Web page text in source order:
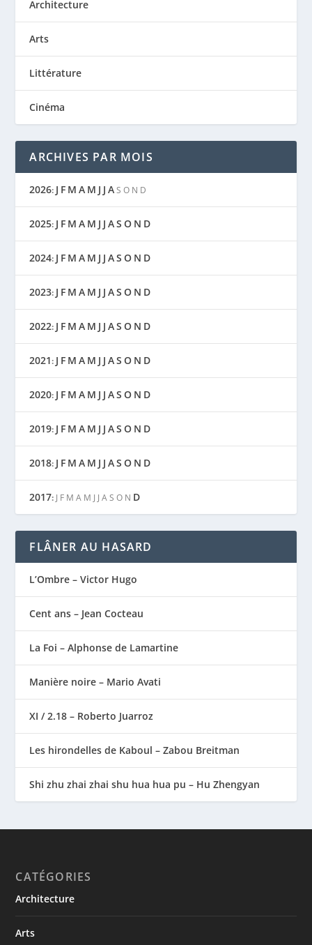
Architecture
Arts
Littérature
Cinéma
ARCHIVES PAR MOIS
2026: J F M A M J J A S O N D
2025: J F M A M J J AS O N D
2024: J F M A M J J AS O N D
2023: J F M A M J J AS O N D
2022: J F M A M J J AS O N D
2021: J F M A M J J AS O N D
2020: J F M A M J J AS O N D
2019: J F M A M J J AS O N D
2018: J F M A M J J AS O N D
2017: J F M A M J J A S O N D
FLÂNER AU HASARD
L’Ombre – Victor Hugo
Cent ans – Jean Cocteau
La Foi – Alphonse de Lamartine
Manière noire – Mario Avati
XI / 2.18 – Roberto Juarroz
Les hirondelles de Kaboul – Zabou Breitman
Shi zhu zhai zhai shu hua hua pu – Hu Zhengyan
CATÉGORIES
Architecture
Arts